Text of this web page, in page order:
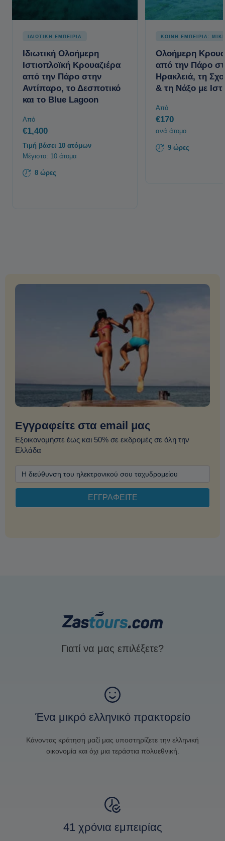
ΙΔΙΩΤΙΚΗ ΕΜΠΕΙΡΙΑ
Ιδιωτική Ολοήμερη
Ιστιοπλοϊκή Κρουαζιέρα
από την Πάρο στην
Αντίπαρο, το Δεσποτικό
και το Blue Lagoon
Από
€1,400
Τιμή βάσει 10 ατόμων
Μέγιστο: 10 άτομα
8 ώρες
ΚΟΙΝΗ ΕΜΠΕΙΡΙΑ:
Ολοήμερη
από την Πάρο
Ηρακλειά, τη
& τη Νάξο με
Από
€170
ανά άτομο
9 ώρες
Εγγραφείτε στα email μας
Εξοικονομήστε έως και 50% σε εκδρομές σε όλη την
Ελλάδα
Γιατί να μας επιλέξετε?
Ένα μικρό ελληνικό πρακτορείο
Κάνοντας κράτηση μαζί μας υποστηρίζετε την ελληνική
οικονομία και όχι μια τεράστια πολυεθνική.
41 χρόνια εμπειρίας